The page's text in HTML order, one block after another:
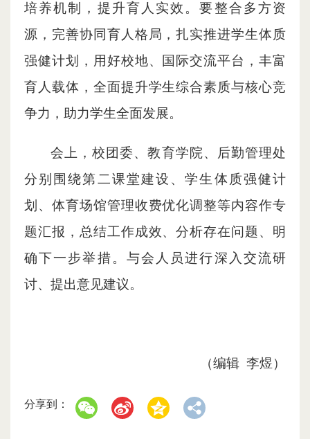
培养机制，提升育人实效。要整合多方资
源，完善协同育人格局，扎实推进学生体质
强健计划，用好校地、国际交流平台，丰富
育人载体，全面提升学生综合素质与核心竞
争力，助力学生全面发展。
会上，校团委、教育学院、后勤管理处
分别围绕第二课堂建设、学生体质强健计
划、体育场馆管理收费优化调整等内容作专
题汇报，总结工作成效、分析存在问题、明
确下一步举措。与会人员进行深入交流研
讨、提出意见建议。
（编辑 李煜）
分享到：